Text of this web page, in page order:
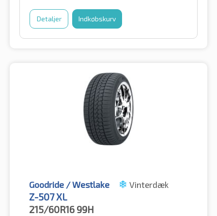
Detaljer Indkøbskurv
Goodride / Westlake Vinterdæk
Z-507 XL
215/60R16 99H